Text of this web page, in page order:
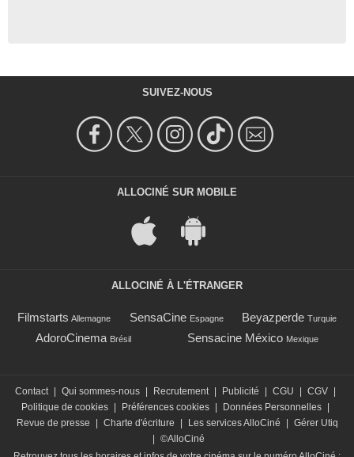
SUIVEZ-NOUS
ALLOCINÉ SUR MOBILE
ALLOCINÉ À L'ÉTRANGER
Filmstarts Allemagne SensaCine Espagne Beyazperde Turquie
AdoroCinema Brésil Sensacine México Mexique
Contact | Qui sommes-nous | Recrutement | Publicité | CGU | CGV |
Politique de cookies | Préférences cookies | Données Personnelles |
Revue de presse
| Charte d'écriture | Les services AlloCiné | Gérer Utiq
| ©AlloCiné